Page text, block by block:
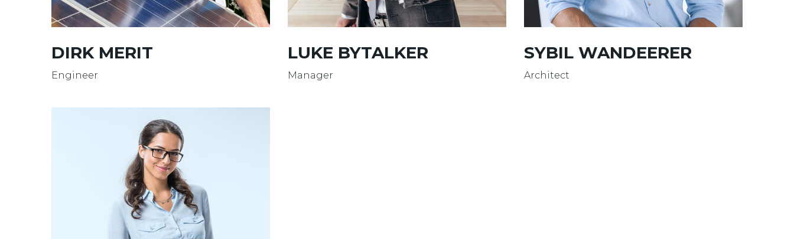
DIRK MERIT
Engineer
LUKE BYTALKER
Manager
SYBIL WANDEERER
Architect